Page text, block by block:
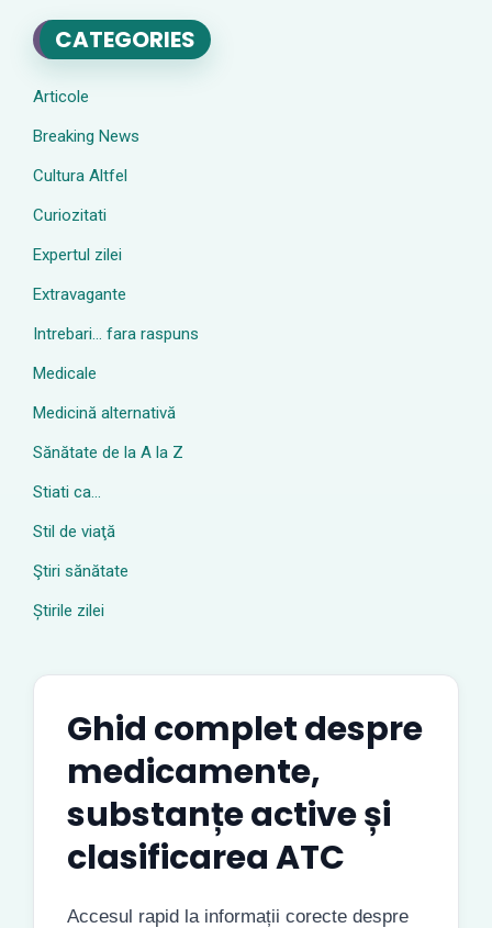
CATEGORIES
Articole
Breaking News
Cultura Altfel
Curiozitati
Expertul zilei
Extravagante
Intrebari… fara raspuns
Medicale
Medicină alternativă
Sănătate de la A la Z
Stiati ca…
Stil de viaţă
Ştiri sănătate
Știrile zilei
Ghid complet despre
medicamente,
substanțe active și
clasificarea ATC
Accesul rapid la informații corecte despre